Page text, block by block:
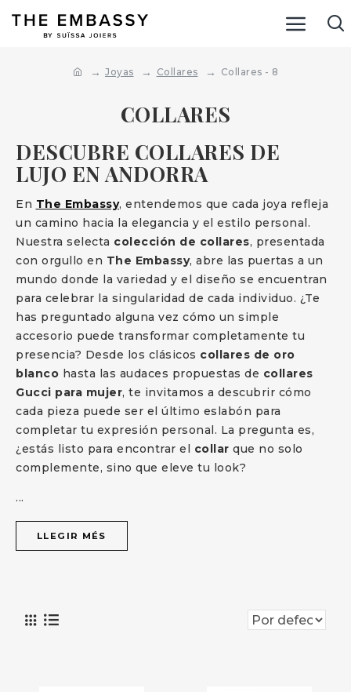
Joyas Collares Collares - 8
COLLARES
DESCUBRE COLLARES DE
LUJO EN ANDORRA
En The Embassy, entendemos que cada joya refleja
un camino hacia la elegancia y el estilo personal.
Nuestra selecta colección de collares, presentada
con orgullo en The Embassy, abre las puertas a un
mundo donde la variedad y el diseño se encuentran
para celebrar la singularidad de cada individuo. ¿Te
has preguntado alguna vez cómo un simple
accesorio puede transformar completamente tu
presencia? Desde los clásicos collares de oro
blanco hasta las audaces propuestas de collares
Gucci para mujer, te invitamos a descubrir cómo
cada pieza puede ser el último eslabón para
completar tu expresión personal. La pregunta es,
¿estás listo para encontrar el collar que no solo
complemente, sino que eleve tu look?
...
LLEGIR MÉS